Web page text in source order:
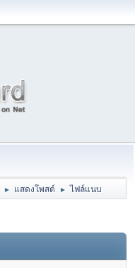
► แสดงโพสต์ ► ไฟล์แนบ